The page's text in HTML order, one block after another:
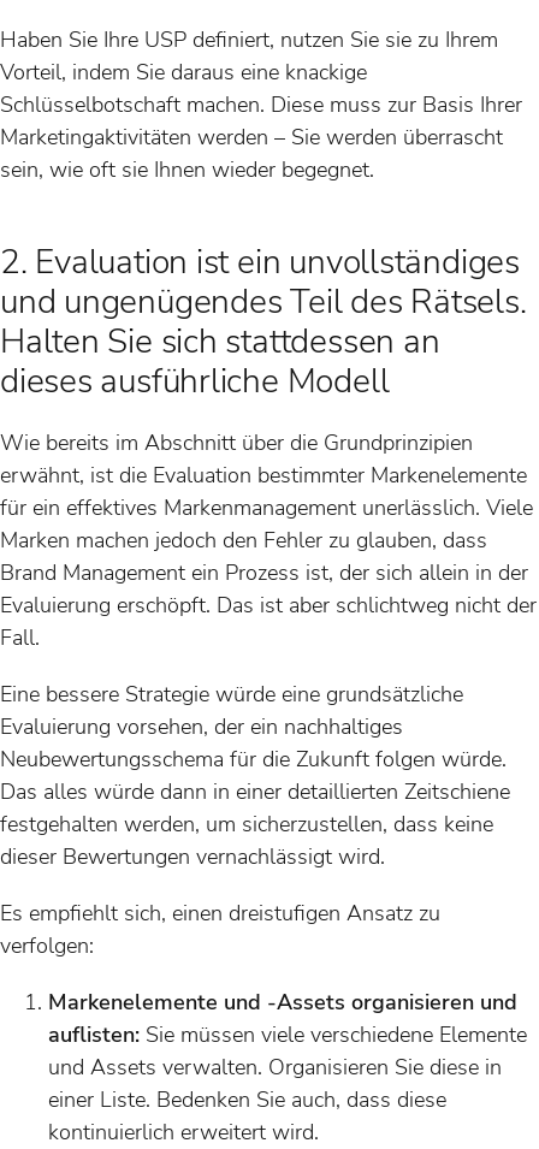
Haben Sie Ihre USP definiert, nutzen Sie sie zu Ihrem
Vorteil, indem Sie daraus eine knackige
Schlüsselbotschaft machen. Diese muss zur Basis Ihrer
Marketingaktivitäten werden – Sie werden überrascht
sein, wie oft sie Ihnen wieder begegnet.
2. Evaluation ist ein unvollständiges
und ungenügendes Teil des Rätsels.
Halten Sie sich stattdessen an
dieses ausführliche Modell
Wie bereits im Abschnitt über die Grundprinzipien
erwähnt, ist die Evaluation bestimmter Markenelemente
für ein effektives Markenmanagement unerlässlich. Viele
Marken machen jedoch den Fehler zu glauben, dass
Brand Management ein Prozess ist, der sich allein in der
Evaluierung erschöpft. Das ist aber schlichtweg nicht der
Fall.
Eine bessere Strategie würde eine grundsätzliche
Evaluierung vorsehen, der ein nachhaltiges
Neubewertungsschema für die Zukunft folgen würde.
Das alles würde dann in einer detaillierten Zeitschiene
festgehalten werden, um sicherzustellen, dass keine
dieser Bewertungen vernachlässigt wird.
Es empfiehlt sich, einen dreistufigen Ansatz zu
verfolgen:
Markenelemente und -Assets organisieren und
auflisten: Sie müssen viele verschiedene Elemente
und Assets verwalten. Organisieren Sie diese in
einer Liste. Bedenken Sie auch, dass diese
kontinuierlich erweitert wird.